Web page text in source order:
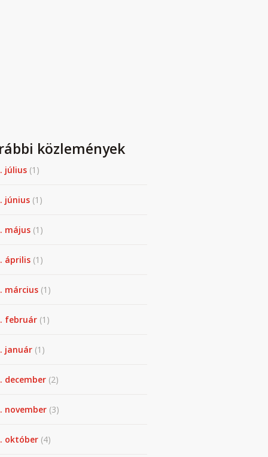
közlemények
július (1)
június (1)
május (1)
április (1)
március (1)
február (1)
január (1)
december (2)
november (3)
október (4)